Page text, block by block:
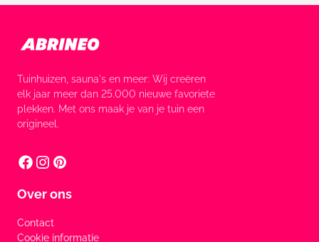
Tuinhuizen, sauna's en meer: Wij creëren
elk jaar meer dan 25.000 nieuwe favoriete
plekken. Met ons maak je van je tuin een
origineel.
Over ons
Contact
Cookie informatie